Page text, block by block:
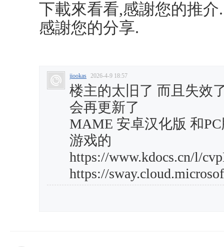
下載來看看,感謝您的推介.
感謝您的分享.
jiookas 2026-4-9 18:57
楼主的太旧了 而且失效
会再更新了
MAME 安卓汉化版 和
游戏的
https://www.kdocs.cn/l/
https://